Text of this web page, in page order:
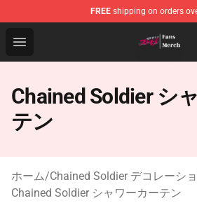
FREE shipping on orders
Open menu
Chained Soldier Store - Official
Chained Soldier シ
テン
ホーム/Chained Soldier デコレーシ
Chained Soldier シャワーカーテン